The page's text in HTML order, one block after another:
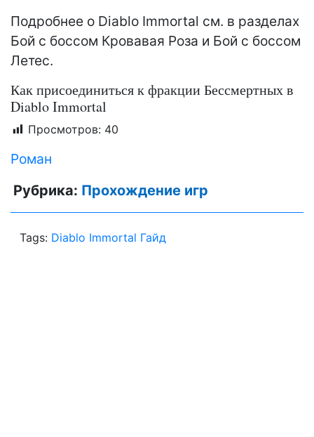
Подробнее о Diablo Immortal см. в разделах
Бой с боссом Кровавая Роза и Бой с боссом
Летес.
Как присоединиться к фракции Бессмертных в
Diablo Immortal
Просмотров: 40
Роман
Рубрика: Прохождение игр
Tags: Diablo Immortal Гайд